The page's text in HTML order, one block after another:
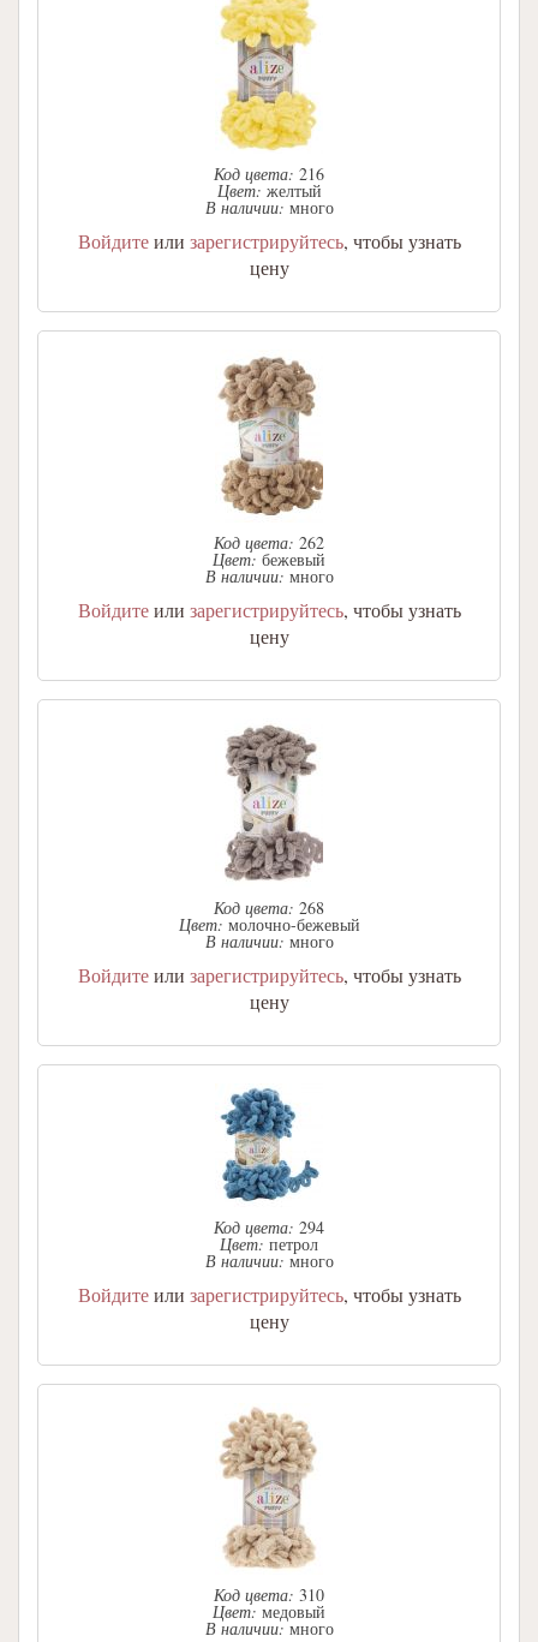
Код цвета: 216
Цвет: желтый
В наличии: много
Войдитеили зарегистрируйтесь, чтобы узнать
цену
Код цвета: 262
Цвет: бежевый
В наличии: много
Войдитеили зарегистрируйтесь, чтобы узнать
цену
Код цвета: 268
Цвет: молочно-бежевый
В наличии: много
Войдитеили зарегистрируйтесь, чтобы узнать
цену
Код цвета: 294
Цвет: петрол
В наличии: много
Войдитеили зарегистрируйтесь, чтобы узнать
цену
Код цвета: 310
Цвет: медовый
В наличии:много